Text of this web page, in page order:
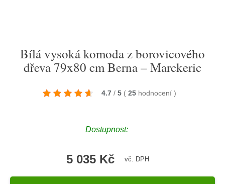
Bílá vysoká komoda z borovicového
dřeva 79x80 cm Berna – Marckeric
4.7 / 5 ( 25 hodnocení )
Dostupnost:
5 035 Kč vč. DPH